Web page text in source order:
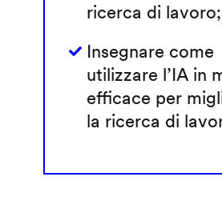
ricerca di lavoro;
Insegnare come
utilizzare l’IA in
efficace per
la ricerca di